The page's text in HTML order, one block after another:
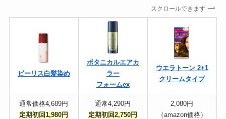
スクロールできます
ビーリス白髪染め
ボタニカルエアカ
ラー
フォームex
ウエラトーン 2+1
クリームタイプ
通常価格4,689円
定期初回1,980円
通常4,290円
定期初回2,750円
2,080円
（amazon価格）